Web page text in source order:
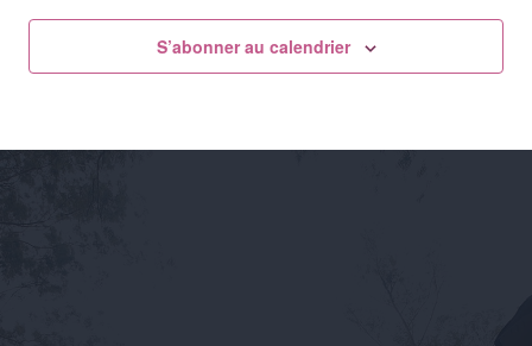
S’abonner au calendrier